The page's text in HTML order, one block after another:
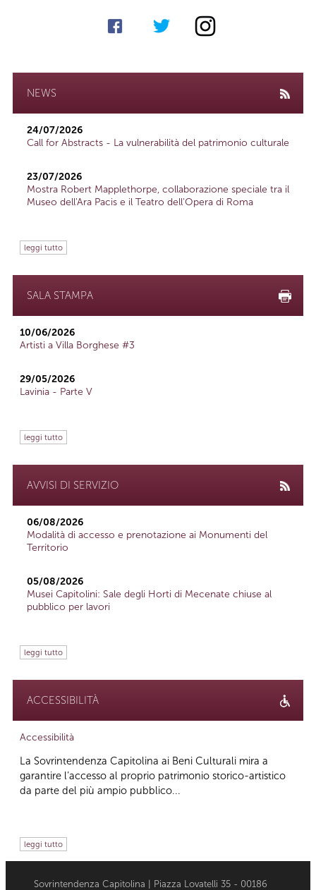
NEWS
24/07/2026
Call for Abstracts - La vulnerabilità del patrimonio culturale
23/07/2026
Mostra Robert Mapplethorpe, collaborazione speciale tra il
Museo dell'Ara Pacis e il Teatro dell'Opera di Roma
leggi tutto
SALA STAMPA
10/06/2026
Artisti a Villa Borghese #3
29/05/2026
Lavinia - Parte V
leggi tutto
AVVISI DI SERVIZIO
06/08/2026
Modalità di accesso e prenotazione ai Monumenti del
Territorio
05/08/2026
Musei Capitolini: Sale degli Horti di Mecenate chiuse al
pubblico per lavori
leggi tutto
ACCESSIBILITÀ
Accessibilità
La Sovrintendenza Capitolina ai Beni Culturali mira a
garantire l’accesso al proprio patrimonio storico-artistico
da parte del più ampio pubblico...
leggi tutto
Sovrintendenza Capitolina | Piazza Lovatelli 35 - 00186